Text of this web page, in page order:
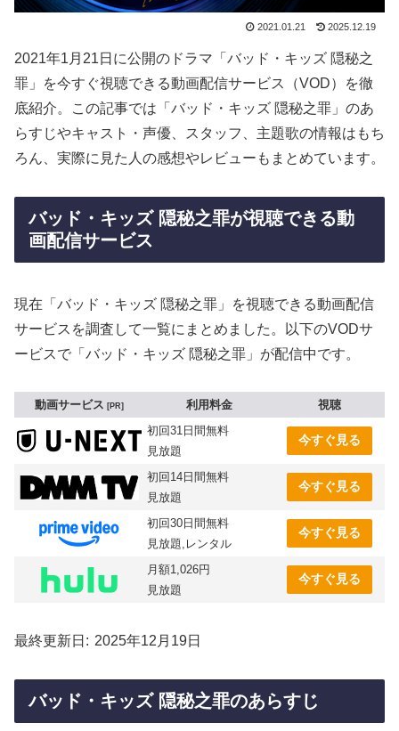
2021.01.21 2025.12.19
2021年1月21日に公開のドラマ「バッド・キッズ 隠秘之
罪」を今すぐ視聴できる動画配信サービス（VOD）を徹
底紹介。この記事では「バッド・キッズ 隠秘之罪」のあ
らすじやキャスト・声優、スタッフ、主題歌の情報はもち
ろん、実際に見た人の感想やレビューもまとめています。
バッド・キッズ 隠秘之罪が視聴できる動
画配信サービス
現在「バッド・キッズ 隠秘之罪」を視聴できる動画配信
サービスを調査して一覧にまとめました。以下のVODサ
ービスで「バッド・キッズ 隠秘之罪」が配信中です。
動画サービス PR 利用料金
視聴
初回31日間無料
見放題
今すぐ見る
初回14日間無料
見放題
今すぐ見る
初回30日間無料
見放題,レンタル
今すぐ見る
月額1,026円
見放題
今すぐ見る
最終更新日 2025年12月19日
バッド・キッズ 隠秘之罪のあらすじ